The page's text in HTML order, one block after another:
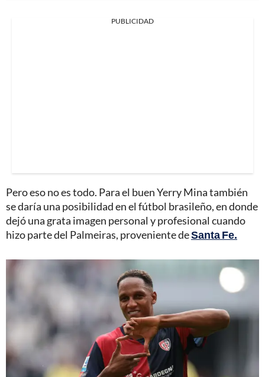
PUBLICIDAD
Pero eso no es todo. Para el buen Yerry Mina también
se daría una posibilidad en el fútbol brasileño, en donde
dejó una grata imagen personal y profesional cuando
hizo parte del Palmeiras, proveniente deSanta Fe.